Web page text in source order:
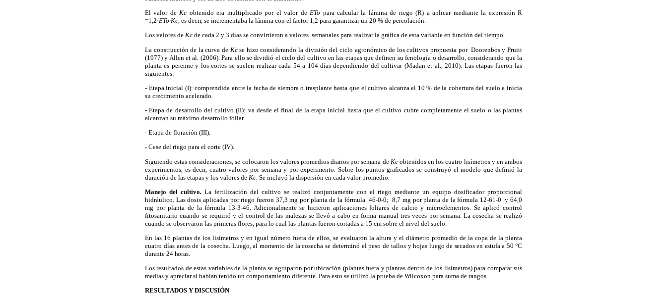
El valor deKc obtenido era multiplicado por el valor deETo para calcular la lámina de riego (R) a aplicar mediante la expresión R
=1,2·ETo·Kc, es decir, se incrementaba la lámina con el factor 1,2 para garantizar un 20 % de percolación.
Los valores de Kc de cada 2 y 3 días se convirtieron a valores semanales para realizar la gráfica de esta variable en función del tiempo.
La construcción de la curva de Kcse hizo considerando la división del ciclo agronómico de los cultivos propuesta por Doorenbos y Pruitt
(1977) y Allen et al. (2006). Para ello se dividió el ciclo del cultivo en las etapas que definen su fenología o desarrollo, considerando que la
planta es perenne y los cortes se suelen realizar cada 54 a 104 días dependiendo del cultivar (Madan et al., 2010). Las etapas fueron las
siguientes:
- Etapa inicial (I): comprendida entre la fecha de siembra o trasplante hasta que el cultivo alcanza el 10 % de la cobertura del suelo e inicia
su crecimiento acelerado.
- Etapa de desarrollo del cultivo (II): va desde el final de la etapa inicial hasta que el cultivo cubre completamente el suelo o las plantas
alcanzan su máximo desarrollo foliar.
- Etapa de floración (III).
- Cese del riego para el corte (IV).
Siguiendo estas consideraciones, se colocaron los valores promedios diarios por semana de Kcobtenidos en los cuatro lisímetros y en ambos
experimentos, es decir, cuatro valores por semana y por experimento. Sobre los puntos graficados se construyó el modelo que definió la
duración de las etapas y los valores de Kc . Se incluyó la dispersión en cada valor promedio.
Manejo del cultivo. La fertilización del cultivo se realizó conjuntamente con el riego mediante un equipo dosificador proporcional
hidráulico. Las dosis aplicadas por riego fueron 37,3 mg por planta de la fórmula 46-0-0; 8,7 mg por planta de la fórmula 12-61-0 y 64,0
mg por planta de la fórmula 13-3-46. Adicionalmente se hicieron aplicaciones foliares de calcio y microelementos. Se aplicó control
fitosanitario cuando se requirió y el control de las malezas se llevó a cabo en forma manual tres veces por semana. La cosecha se realizó
cuando se observaron las primeras flores, para lo cual las plantas fueron cortadas a 15 cm sobre el nivel del suelo.
En las 16 plantas de los lisímetros y en igual número fuera de ellos, se evaluaron la altura y el diámetro promedio de la copa de la planta
cuatro días antes de la cosecha. Luego, al momento de la cosecha se determinó el peso de tallos y hojasluego de secados en estufa a 50 °C
durante 24 horas.
Los resultados de estas variables de la planta se agruparon por ubicación (plantas fuera y plantas dentro de los lisímetros) para comparar sus
medias y apreciar si habían tenido un comportamiento diferente. Para esto se utilizó la prueba de Wilcoxon para suma de rangos.
RESULTADOS Y DISCUSIÓN